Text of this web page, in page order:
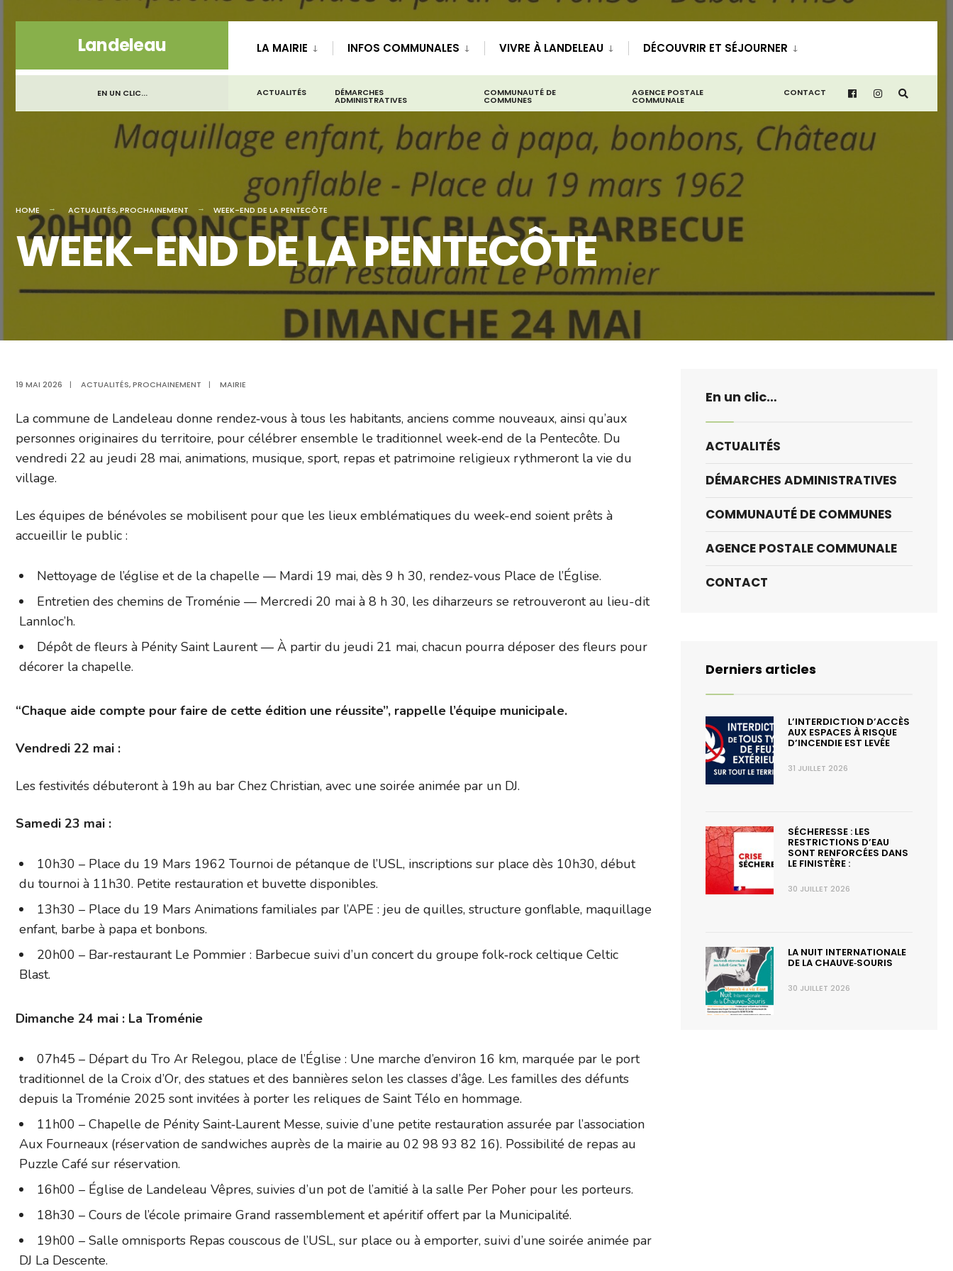
content
Landeleau LA MAIRIE INFOS COMMUNALES VIVRE À LANDELEAU DÉCOUVRIR ET SÉJOURNER
EN UN CLIC... ACTUALITÉS DÉMARCHES
ADMINISTRATIVES
COMMUNAUTÉ DE
COMMUNES
AGENCE POSTALE
COMMUNALE
CONTACT
HOME ACTUALITÉS,PROCHAINEMENT WEEK-END DE LA PENTECÔTE
WEEK-END DE LA PENTECÔTE
19 MAI 2026 | ACTUALITÉS,PROCHAINEMENT | MAIRIE
La commune de Landeleau donne rendez‑vous à tous les habitants, anciens comme nouveaux, ainsi qu’aux
personnes originaires du territoire, pour célébrer ensemble le traditionnel week‑end de la Pentecôte. Du
vendredi 22 au jeudi 28 mai, animations, musique, sport, repas et patrimoine religieux rythmeront la vie du
village.
Les équipes de bénévoles se mobilisent pour que les lieux emblématiques du week-end soient prêts à
accueillir le public :
Nettoyage de l’église et de la chapelle — Mardi 19 mai, dès 9 h 30, rendez-vous Place de l’Église.
Entretien des chemins de Troménie — Mercredi 20 mai à 8 h 30, les diharzeurs se retrouveront au lieu-dit
Lannloc’h.
Dépôt de fleurs à Pénity Saint Laurent — À partir du jeudi 21 mai, chacun pourra déposer des fleurs pour
décorer la chapelle.
“Chaque aide compte pour faire de cette édition une réussite”, rappelle l’équipe municipale.
Vendredi 22 mai :
Les festivités débuteront à 19h au bar Chez Christian, avec une soirée animée par un DJ.
Samedi 23 mai :
10h30 – Place du 19 Mars 1962 Tournoi de pétanque de l’USL, inscriptions sur place dès 10h30, début
du tournoi à 11h30. Petite restauration et buvette disponibles.
13h30 – Place du 19 Mars Animations familiales par l’APE : jeu de quilles, structure gonflable, maquillage
enfant, barbe à papa et bonbons.
20h00 – Bar‑restaurant Le Pommier : Barbecue suivi d’un concert du groupe folk‑rock celtique Celtic
Blast.
Dimanche 24 mai : La Troménie
07h45 – Départ du Tro Ar Relegou, place de l’Église : Une marche d’environ 16 km, marquée par le port
traditionnel de la Croix d’Or, des statues et des bannières selon les classes d’âge. Les familles des défunts
depuis la Troménie 2025 sont invitées à porter les reliques de Saint Télo en hommage.
11h00 – Chapelle de Pénity Saint‑Laurent Messe, suivie d’une petite restauration assurée par l’association
Aux Fourneaux (réservation de sandwiches auprès de la mairie au 02 98 93 82 16). Possibilité de repas au
Puzzle Café sur réservation.
16h00 – Église de Landeleau Vêpres, suivies d’un pot de l’amitié à la salle Per Poher pour les porteurs.
18h30 – Cours de l’école primaire Grand rassemblement et apéritif offert par la Municipalité.
19h00 – Salle omnisports Repas couscous de l’USL, sur place ou à emporter, suivi d’une soirée animée par
DJ La Descente.
En un clic…
ACTUALITÉS
DÉMARCHES ADMINISTRATIVES
COMMUNAUTÉ DE COMMUNES
AGENCE POSTALE COMMUNALE
CONTACT
Derniers articles
L’INTERDICTION D’ACCÈS
AUX ESPACES À RISQUE
D’INCENDIE EST LEVÉE
31 JUILLET 2026
SÉCHERESSE : LES
RESTRICTIONS D’EAU
SONT RENFORCÉES DANS
LE FINISTÈRE :
30 JUILLET 2026
LA NUIT INTERNATIONALE
DE LA CHAUVE‑SOURIS
30 JUILLET 2026